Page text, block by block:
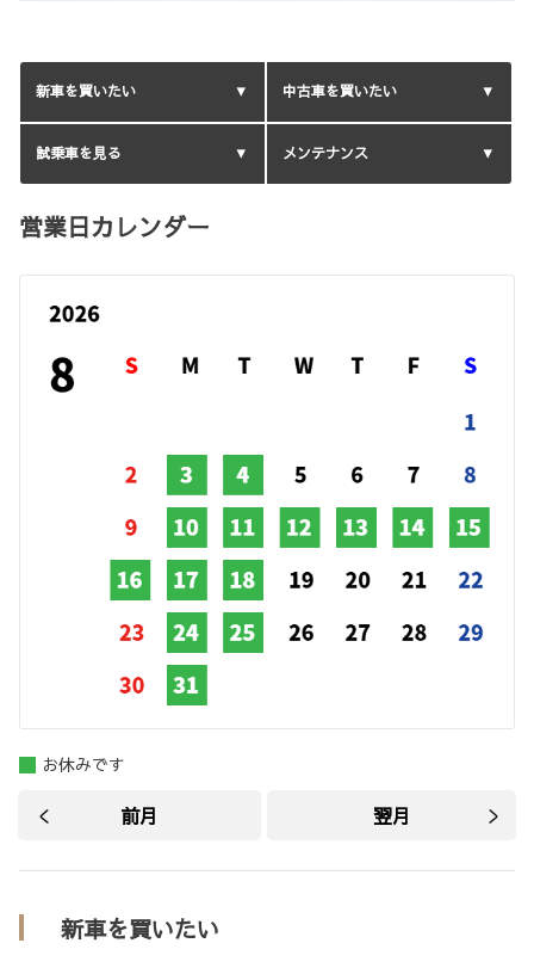
新車を買いたい 中古車を買いたい
試乗車を見る メンテナンス
営業日カレンダー
前月 翌月
お休みです
新車を買いたい